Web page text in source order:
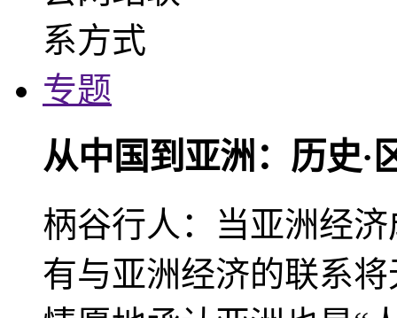
专题
从中国到亚洲：历史·
柄谷行人：当亚洲经
有与亚洲经济的联系